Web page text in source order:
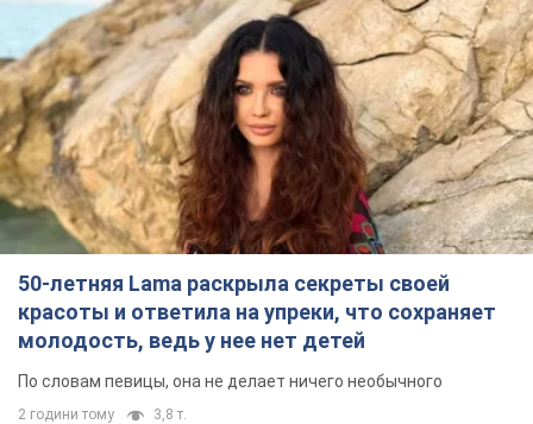
50-летняя Lama раскрыла секреты своей
красоты и ответила на упреки, что сохраняет
молодость, ведь у нее нет детей
По словам певицы, она не делает ничего необычного
2 години тому 3,8 т.